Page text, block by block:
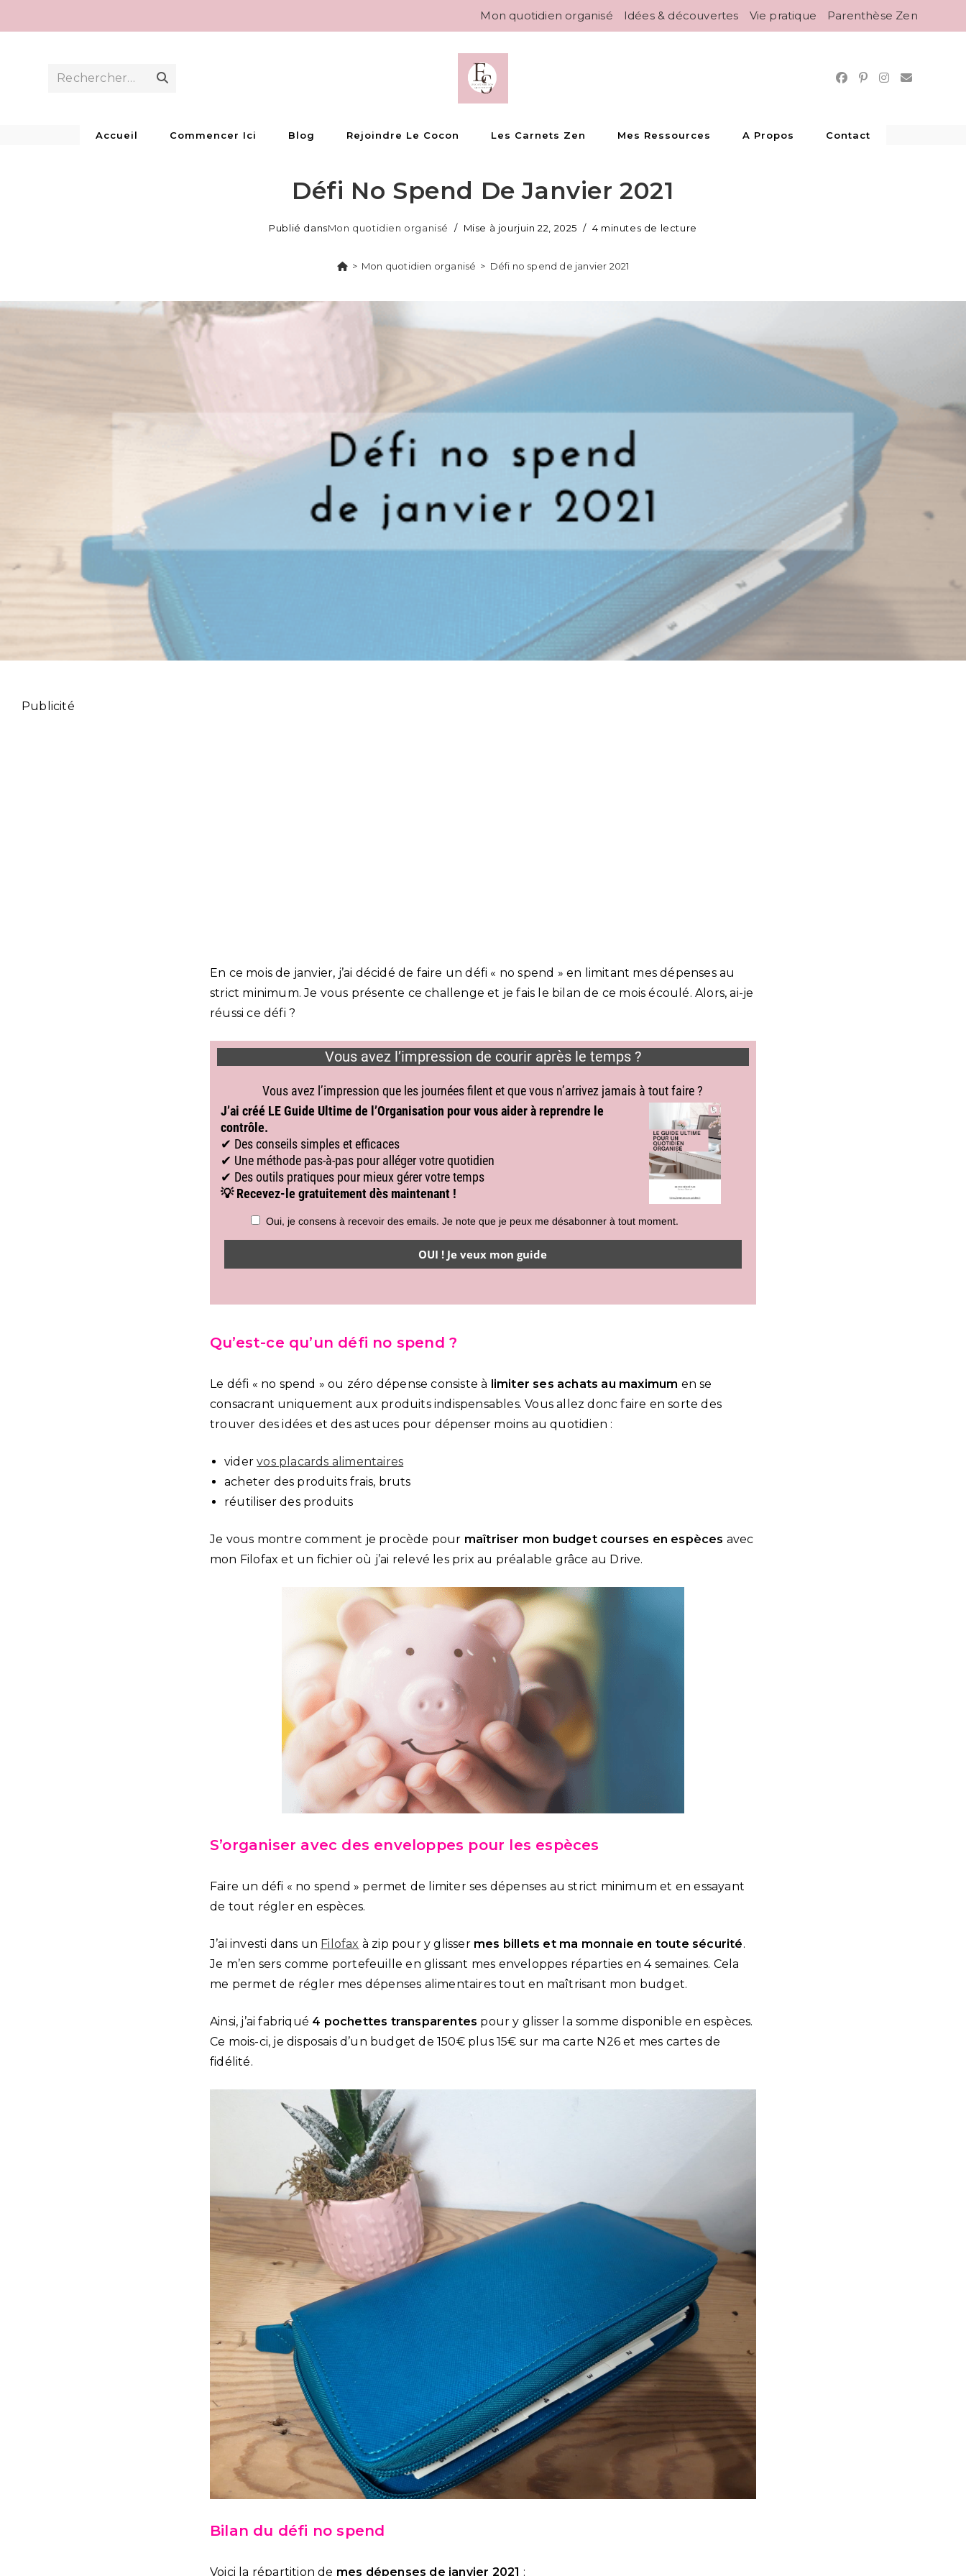
Mon quotidien organisé Idées & découvertes Vie pratique Parenthèse Zen
Rechercher…
recherche
Accueil Commencer Ici Blog Rejoindre Le Cocon Les Carnets Zen Mes Ressources A Propos Contact
Défi No Spend De Janvier 2021
Publié dansMon quotidien organisé Mise à jourjuin 22, 2025 4 minutes de lecture
> Mon quotidien organisé > Défi no spend de janvier 2021
Publicité
En ce mois de janvier, j’ai décidé de faire un défi « no spend » en limitant mes dépenses au
strict minimum. Je vous présente ce challenge et je fais le bilan de ce mois écoulé. Alors, ai-je
réussi ce défi ?
Qu’est-ce qu’un défi no spend ?
Le défi « no spend » ou zéro dépense consiste à limiter ses achats au maximum en se
consacrant uniquement aux produits indispensables. Vous allez donc faire en sorte des
trouver des idées et des astuces pour dépenser moins au quotidien :
vidervos placards alimentaires
acheter des produits frais, bruts
réutiliser des produits
Je vous montre comment je procède pour maîtriser mon budget courses en espèces avec
mon Filofax et un fichier où j’ai relevé les prix au préalable grâce au Drive.
S’organiser avec des enveloppes pour les espèces
Faire un défi « no spend » permet de limiter ses dépenses au strict minimum et en essayant
de tout régler en espèces.
J’ai investi dans un Filofax à zip pour y glisser mes billets et ma monnaie en toute sécurité.
Je m’en sers comme portefeuille en glissant mes enveloppes réparties en 4 semaines. Cela
me permet de régler mes dépenses alimentaires tout en maîtrisant mon budget.
Ainsi, j’ai fabriqué 4 pochettes transparentes pour y glisser la somme disponible en espèces.
Ce mois-ci, je disposais d’un budget de 150€ plus 15€ sur ma carte N26 et mes cartes de
fidélité.
Bilan du défi no spend
Voici la répartition de mes dépenses de janvier 2021 :